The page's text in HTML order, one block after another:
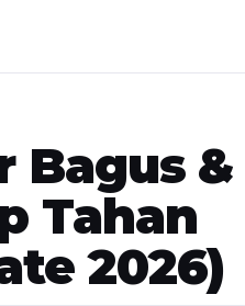
Bagus &
Tahan
2026)